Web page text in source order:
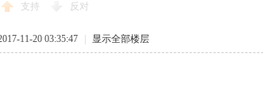
支持 反对
11-20 03:35:47 显示全部楼层